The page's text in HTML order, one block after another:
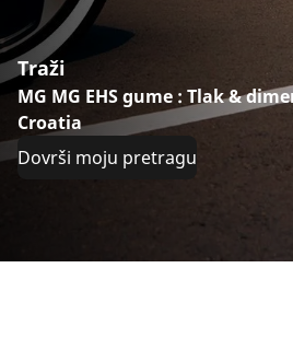
Traži
MG MG EHS gume : Tlak &
Croatia
Dovrši moju pretragu